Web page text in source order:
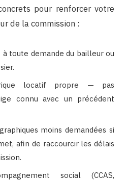
pour renforcer votre
de la commission :
toute demande du bailleur ou
locatif propre — pas
connu avec un précédent
moins demandées si
afin de raccourcir les délais
social (CCAS,